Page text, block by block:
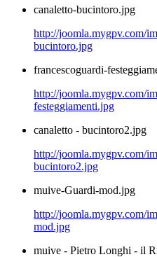
canaletto-bucintoro.jpg
http://joomla.mygpv.com/
bucintoro.jpg
francescoguardi-
http://joomla.mygpv.com/
festeggiamenti.jpg
canaletto - bucintoro2.jpg
http://joomla.mygpv.com/
bucintoro2.jpg
muive-Guardi-mod.jpg
http://joomla.mygpv.com/
mod.jpg
muive - Pietro Longhi - il